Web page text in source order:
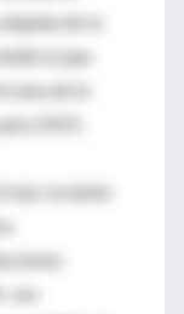
de la
que
de la
2015.
reciente